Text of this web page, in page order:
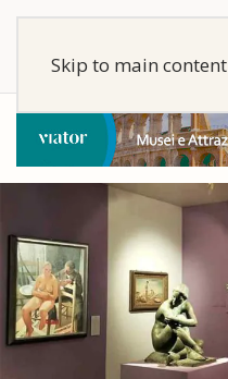
Skip to main content